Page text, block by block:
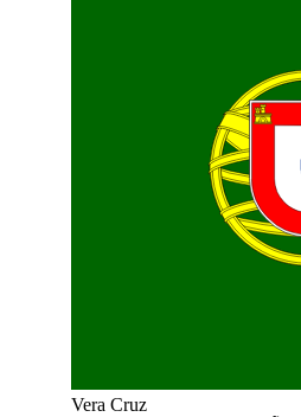
Vera Cruz